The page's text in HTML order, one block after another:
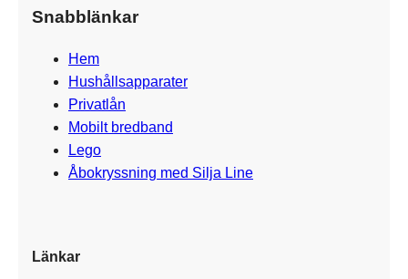
Snabblänkar
Hem
Hushållsapparater
Privatlån
Mobilt bredband
Lego
Åbokryssning med Silja Line
Länkar